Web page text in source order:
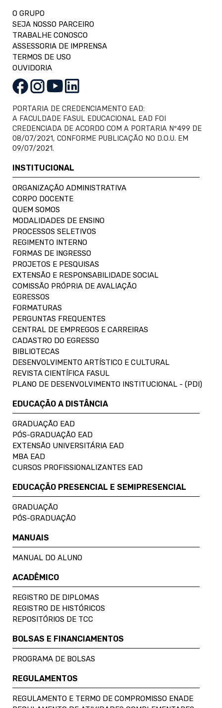
O GRUPO
SEJA NOSSO PARCEIRO
TRABALHE CONOSCO
ASSESSORIA DE IMPRENSA
TERMOS DE USO
OUVIDORIA
PORTARIA DE CREDENCIAMENTO EAD:
A FACULDADE FASUL EDUCACIONAL EAD FOI
CREDENCIADA DE ACORDO COM A PORTARIA Nº499 DE
08/07/2021, CONFORME PUBLICAÇÃO NO D.O.U. EM
09/07/2021.
INSTITUCIONAL
ORGANIZAÇÃO ADMINISTRATIVA
CORPO DOCENTE
QUEM SOMOS
MODALIDADES DE ENSINO
PROCESSOS SELETIVOS
REGIMENTO INTERNO
FORMAS DE INGRESSO
PROJETOS E PESQUISAS
EXTENSÃO E RESPONSABILIDADE SOCIAL
COMISSÃO PRÓPRIA DE AVALIAÇÃO
EGRESSOS
FORMATURAS
PERGUNTAS FREQUENTES
CENTRAL DE EMPREGOS E CARREIRAS
CADASTRO DO EGRESSO
BIBLIOTECAS
DESENVOLVIMENTO ARTÍSTICO E CULTURAL
REVISTA CIENTÍFICA FASUL
PLANO DE DESENVOLVIMENTO INSTITUCIONAL - (PDI)
EDUCAÇÃO A DISTÂNCIA
GRADUAÇÃO EAD
PÓS-GRADUAÇÃO EAD
EXTENSÃO UNIVERSITÁRIA EAD
MBA EAD
CURSOS PROFISSIONALIZANTES EAD
EDUCAÇÃO PRESENCIAL E SEMIPRESENCIAL
GRADUAÇÃO
PÓS-GRADUAÇÃO
MANUAIS
MANUAL DO ALUNO
ACADÊMICO
REGISTRO DE DIPLOMAS
REGISTRO DE HISTÓRICOS
REPOSITÓRIOS DE TCC
BOLSAS E FINANCIAMENTOS
PROGRAMA DE BOLSAS
REGULAMENTOS
REGULAMENTO E TERMO DE COMPROMISSO ENADE